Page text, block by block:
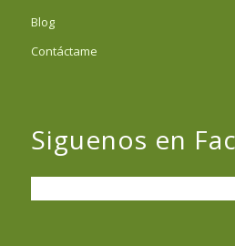
Blog
Contáctame
Siguenos en